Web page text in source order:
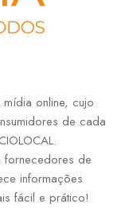
online, cujo
de cada
fornecedores de
informações
fácil e prático!